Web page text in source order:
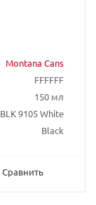
Montana Cans
FFFFFF
150 мл
BLK 9105 White
Black
Сравнить